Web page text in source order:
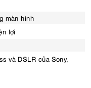
màn hình
lợi
và DSLR của Sony,